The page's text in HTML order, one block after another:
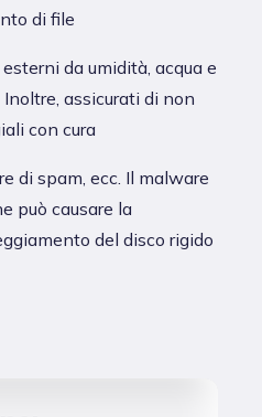
di file
da umidità, acqua e
assicurati di non
con cura
di spam, ecc. Il malware
può causare la
del disco rigido